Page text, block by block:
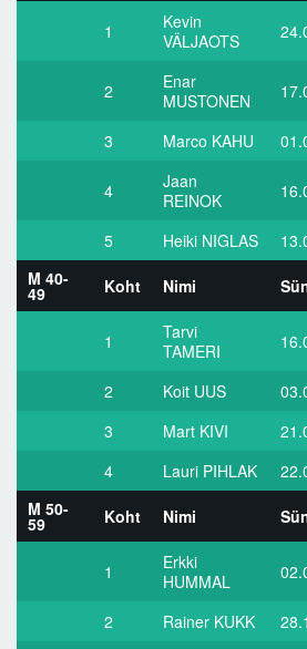
1
Kevin
VÄLJAOTS
2
Enar
MUSTONEN
3 Marco KAHU
4
Jaan
REINOK
5 Heiki NIGLAS
M 40-
49 Koht Nimi
1
Tarvi
TAMERI
2 Koit UUS
3
Mart KIVI
4
Lauri PIHLAK
M 50-
59 Koht Nimi
1
Erkki
HUMMAL
2 Rainer KUKK